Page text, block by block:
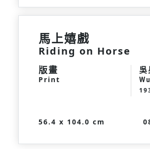
馬上嬉戲
Riding on Horse
版畫
Print
吳
56.4 x 104.0 cm